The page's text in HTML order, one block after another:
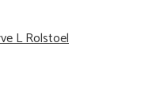
L Rolstoel